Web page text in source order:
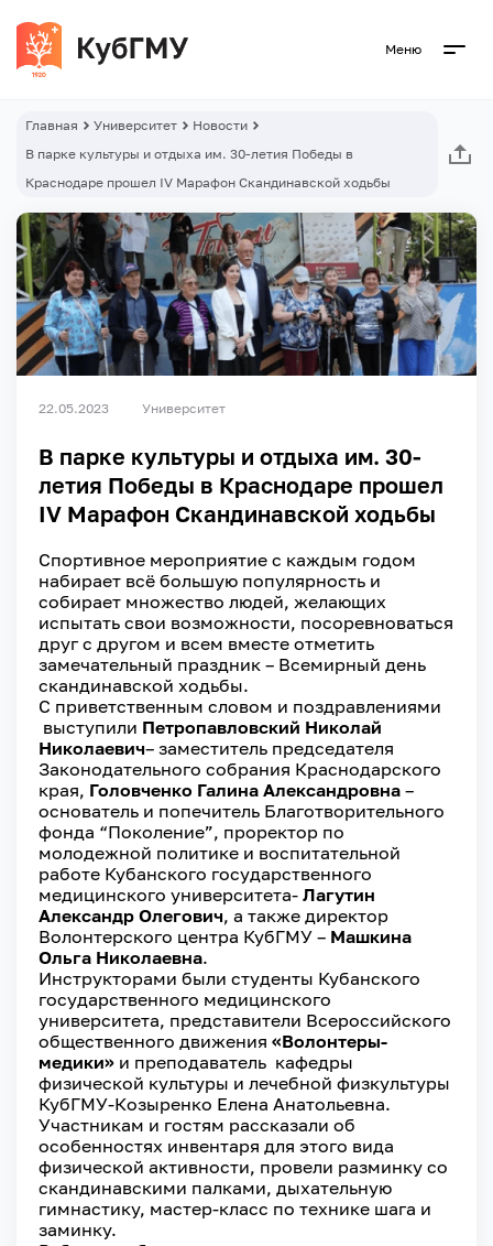
Меню
Главная Университет
Новости
В парке культуры и отдыха им. 30-летия Победы в
Краснодаре прошел IV Марафон Скандинавской ходьбы
22.05.2023 Университет
В парке культуры и отдыха им. 30-
летия Победы в Краснодаре прошел
IV Марафон Скандинавской ходьбы
Спортивное мероприятие с каждым годом
набирает всё большую популярность и
собирает множество людей, желающих
испытать свои возможности, посоревноваться
друг с другом и всем вместе отметить
замечательный праздник – Всемирный день
скандинавской ходьбы.
С приветственным словом и поздравлениями
выступили Петропавловский Николай
Николаевич– заместитель председателя
Законодательного собрания Краснодарского
края, Головченко Галина Александровна –
основатель и попечитель Благотворительного
фонда “Поколение”, проректор по
молодежной политике и воспитательной
работе Кубанского государственного
медицинского университета- Лагутин
Александр Олегович, а также директор
Волонтерского центра КубГМУ – Машкина
Ольга Николаевна.
Инструкторами были студенты Кубанского
государственного медицинского
университета, представители Всероссийского
общественного движения «Волонтеры-
медики» и преподаватель кафедры
физической культуры и лечебной физкультуры
КубГМУ-Козыренко Елена Анатольевна.
Участникам и гостям рассказали об
особенностях инвентаря для этого вида
физической активности, провели разминку со
скандинавскими палками, дыхательную
гимнастику, мастер-класс по технике шага и
заминку.